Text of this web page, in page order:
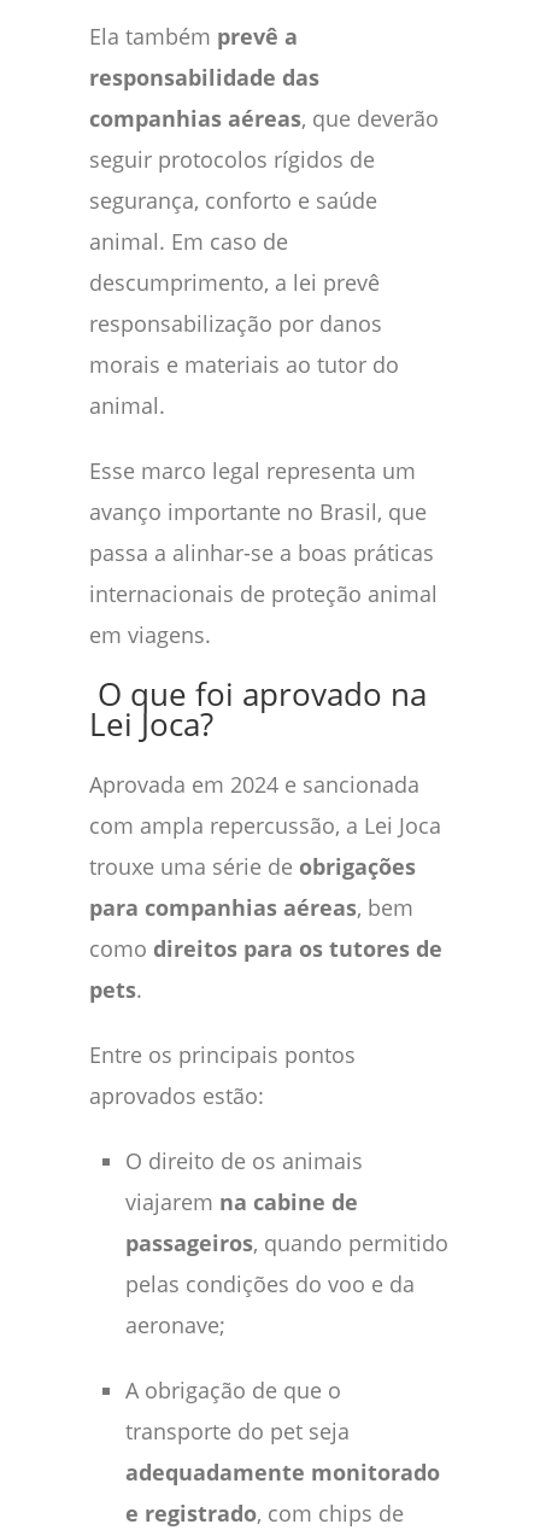
Ela também prevê a
responsabilidade das
companhias aéreas, que deverão
seguir protocolos rígidos de
segurança, conforto e saúde
animal. Em caso de
descumprimento, a lei prevê
responsabilização por danos
morais e materiais ao tutor do
animal.
Esse marco legal representa um
avanço importante no Brasil, que
passa a alinhar-se a boas práticas
internacionais de proteção animal
em viagens.
O que foi aprovado na
Lei Joca?
Aprovada em 2024 e sancionada
com ampla repercussão, a Lei Joca
trouxe uma série de obrigações
para companhias aéreas, bem
como direitos para os tutores de
pets.
Entre os principais pontos
aprovados estão:
O direito de os animais
viajarem na cabine de
passageiros, quando permitido
pelas condições do voo e da
aeronave;
A obrigação de que o
transporte do pet seja
adequadamente monitorado
e registrado, com chips de